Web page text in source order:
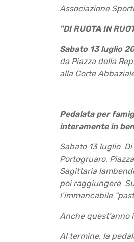
Associazione
"DI RUOTA IN
Sabato 13 luglio
da Piazza della
alla Corte
Pedalata per
interamente in
Sabato 13 luglio
Portogruaro,
Sagittaria
poi raggiungere
l’immancabile
Anche
Al termine, la